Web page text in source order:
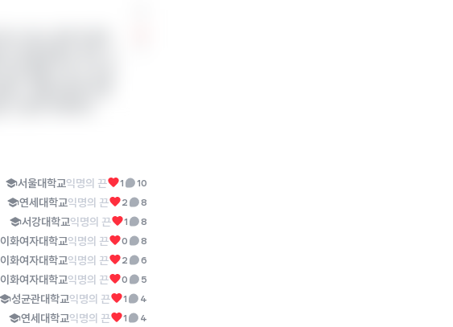
서울대학교익명의 끈 1 10
연세대학교익명의 끈 2 8
서강대학교익명의 끈 1 8
이화여자대학교익명의 끈 0 8
이화여자대학교익명의 끈 2 6
이화여자대학교익명의 끈 0 5
성균관대학교익명의 끈 1 4
연세대학교익명의 끈 1 4